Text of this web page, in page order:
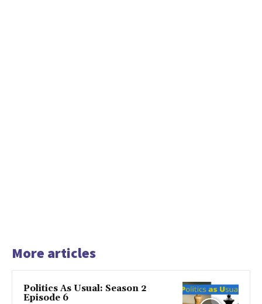
More articles
Politics As Usual: Season 2
Episode 6